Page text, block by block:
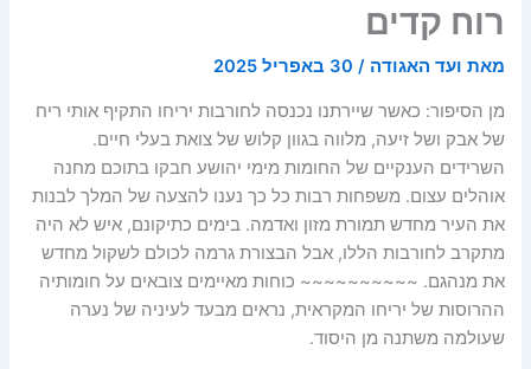
רוח קדים
מאת ועד האגודה/ 30 באפריל 2025
מן הסיפור: כאשר שיירתנו נכנסה לחורבות יריחו התקיף אותי ריח
של אבק ושל זיעה, מלווה בגוון קלוש של צואת בעלי חיים.
השרידים הענקיים של החומות מימי יהושע חבקו בתוכם מחנה
אוהלים עצום. משפחות רבות כל כך נענו להצעה של המלך לבנות
את העיר מחדש תמורת מזון ואדמה. בימים כתיקונם, איש לא היה
מתקרב לחורבות הללו, אבל הבצורת גרמה לכולם לשקול מחדש
את מנהגם. ~~~~~~~~~~ כוחות מאיימים צובאים על חומותיה
ההרוסות של יריחו המקראית, נראים מבעד לעיניה של נערה
שעולמה משתנה מן היסוד.